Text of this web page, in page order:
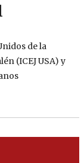
de la
(ICEJ USA) y